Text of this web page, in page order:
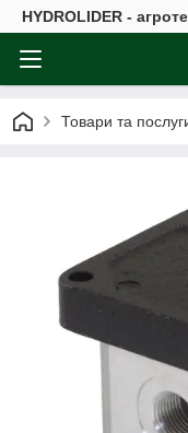
HYDROLIDER -
Товари та